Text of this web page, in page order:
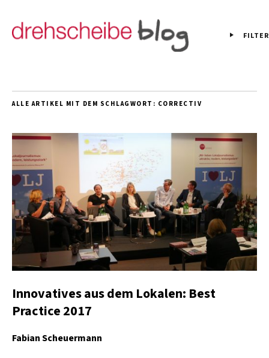
FILTER
ALLE ARTIKEL MIT DEM SCHLAGWORT: CORRECTIV
Innovatives aus dem Lokalen: Best
Practice 2017
Fabian Scheuermann